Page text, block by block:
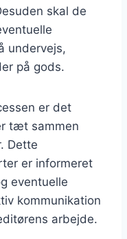
skal de
undervejs,
på gods.
er det
tæt sammen
Dette
er informeret
eventuelle
kommunikation
arbejde.